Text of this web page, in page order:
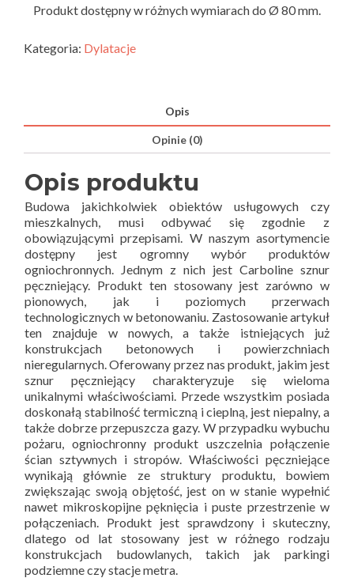
Produkt dostępny w różnych wymiarach do Ø 80 mm.
Kategoria: Dylatacje
Opis
Opinie (0)
Opis produktu
Budowa jakichkolwiek obiektów usługowych czy
mieszkalnych, musi odbywać się zgodnie z
obowiązującymi przepisami. W naszym asortymencie
dostępny jest ogromny wybór produktów
ogniochronnych. Jednym z nich jest Carboline sznur
pęczniejący. Produkt ten stosowany jest zarówno w
pionowych, jak i poziomych przerwach
technologicznych w betonowaniu. Zastosowanie artykuł
ten znajduje w nowych, a także istniejących już
konstrukcjach betonowych i powierzchniach
nieregularnych. Oferowany przez nas produkt, jakim jest
sznur pęczniejący charakteryzuje się wieloma
unikalnymi właściwościami. Przede wszystkim posiada
doskonałą stabilność termiczną i cieplną, jest niepalny, a
także dobrze przepuszcza gazy. W przypadku wybuchu
pożaru, ogniochronny produkt uszczelnia połączenie
ścian sztywnych i stropów. Właściwości pęczniejące
wynikają głównie ze struktury produktu, bowiem
zwiększając swoją objętość, jest on w stanie wypełnić
nawet mikroskopijne pęknięcia i puste przestrzenie w
połączeniach. Produkt jest sprawdzony i skuteczny,
dlatego od lat stosowany jest w różnego rodzaju
konstrukcjach budowlanych, takich jak parkingi
podziemne czy stacje metra.